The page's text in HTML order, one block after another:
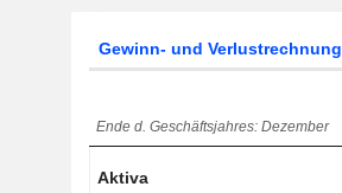
Gewinn- und Verlustrechnung
Ende d. Geschäftsjahres: Dezember
Aktiva